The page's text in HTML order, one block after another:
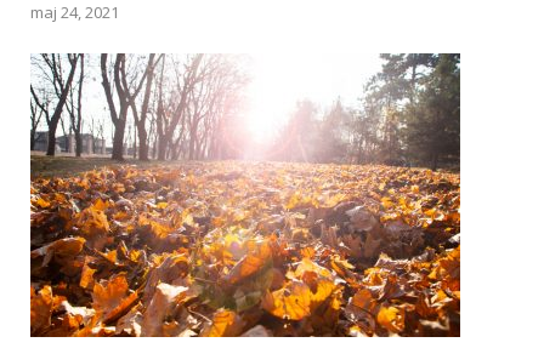
maj 24, 2021